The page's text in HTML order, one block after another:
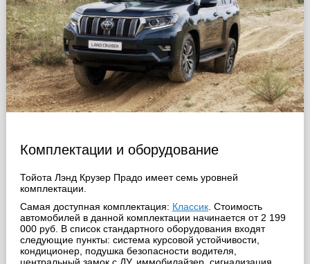
Комплектации и оборудование
Тойота Лэнд Крузер Прадо имеет семь уровней
комплектации.
Самая доступная комплектация: Классик. Стоимость
автомобилей в данной комплектации начинается от 2 199
000 руб. В список стандартного оборудования входят
следующие пункты: система курсовой устойчивости,
кондиционер, подушка безопасности водителя,